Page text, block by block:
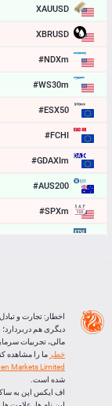
XAUUSD
4290.47
XBRUSD
78.67
#NDXm
29471.2
#WS30m
54502.7
#ESX50
6492.9
#FCHI
8677.8
#GDAXIm
26203.3
#AUS200
9270.5
#SPXm
7742.7
LTCUSD
45.277
XRPUSD
1.06105
ETHUSD
1908.464
اخطار: تجارت و
دیگری هم
مالی، تجربیات
خطر ما را مشاهده
Markets Limited
شده است.
اف ایکس اپن به